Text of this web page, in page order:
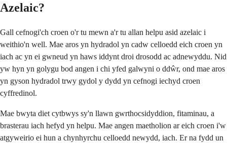
Azelaic?
Gall cefnogi'ch croen o'r tu mewn a'r tu allan helpu asid azelaic i
weithio'n well. Mae aros yn hydradol yn cadw celloedd eich croen yn
iach ac yn ei gwneud yn haws iddynt droi drosodd ac adnewyddu. Nid
yw hyn yn golygu bod angen i chi yfed galwyni o ddŵr, ond mae aros
yn gyson hydradol trwy gydol y dydd yn cefnogi iechyd croen
cyffredinol.
Mae bwyta diet cytbwys sy'n llawn gwrthocsidyddion, fitaminau, a
brasterau iach hefyd yn helpu. Mae angen maetholion ar eich croen i'w
atgyweirio ei hun a chynhyrchu celloedd newydd, iach. Er na fydd un